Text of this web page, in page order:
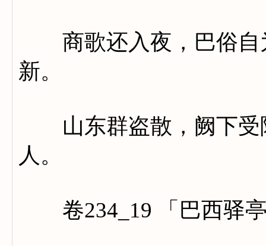
商歌还入夜，巴俗自
新。
山东群盗散，阙下受
人。
卷234_19 「巴西驿亭